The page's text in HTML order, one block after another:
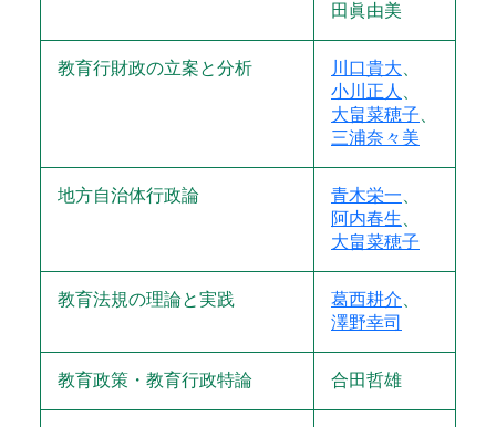
田眞由美
教育行財政の立案と分析 川口貴大
小川正人
大畠菜穂子
三浦奈々美
地方自治体行政論 青木栄一
阿内春生
大畠菜穂子
教育法規の理論と実践 葛西耕介
澤野幸司
教育政策・教育行政特論 合田哲雄